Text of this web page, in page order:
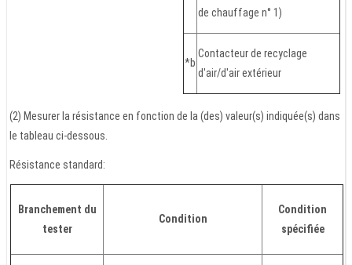
de chauffage n° 1)
*b
Contacteur de recyclage
d'air/d'air extérieur
(2) Mesurer la résistance en fonction de la (des) valeur(s) indiquée(s) dans
le tableau ci-dessous.
Résistance standard:
Branchement du
tester
Condition
Condition
spécifiée